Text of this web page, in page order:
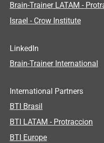
Brain-Trainer LATAM -
Israel - Crow Institute
LinkedIn
Brain-Trainer International
International Partners
BTI Brasil
BTI LATAM - Protraccion
BTI Europe